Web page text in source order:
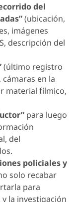
del
(ubicación,
imágenes
descripción del
(último registro
en la
material fílmico,
para luego
del
policiales y
solo recabar
para
la investigación